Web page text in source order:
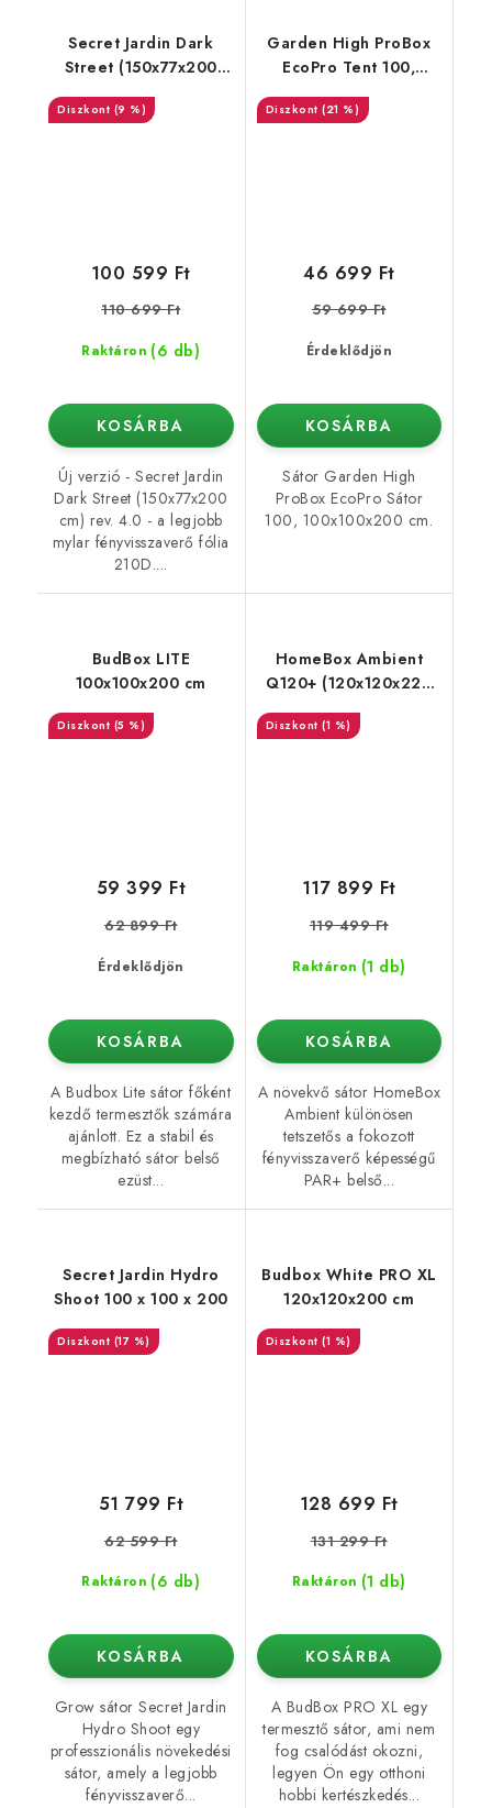
Secret Jardin Dark
Street (150x77x200
cm) rev. 4.0
(9 %)
Raktáron (6 db)
100 599 Ft
110 699 Ft
KOSÁRBA
Új verzió - Secret Jardin
Dark Street (150x77x200
cm) rev. 4.0 - a legjobb
mylar fényvisszaverő fólia
210D....
Garden High ProBox
EcoPro Tent 100,
100x100x200 cm
(21 %)
Érdeklődjön
46 699 Ft
59 699 Ft
KOSÁRBA
Sátor Garden High
ProBox EcoPro Sátor
100, 100x100x200 cm.
BudBox LITE
100x100x200 cm
(5 %)
Érdeklődjön
59 399 Ft
62 899 Ft
KOSÁRBA
A Budbox Lite sátor főként
kezdő termesztők számára
ajánlott. Ez a stabil és
megbízható sátor belső
ezüst...
HomeBox Ambient
Q120+ (120x120x220
cm)
(1 %)
Raktáron (1 db)
117 899 Ft
119 499 Ft
KOSÁRBA
A növekvő sátor HomeBox
Ambient különösen
tetszetős a fokozott
fényvisszaverő képességű
PAR+ belső...
Secret Jardin Hydro
Shoot 100 x 100 x 200
(17 %)
Raktáron (6 db)
51 799 Ft
62 599 Ft
KOSÁRBA
Grow sátor Secret Jardin
Hydro Shoot egy
professzionális növekedési
sátor, amely a legjobb
fényvisszaverő...
Budbox White PRO XL
120x120x200 cm
(1 %)
Raktáron (1 db)
128 699 Ft
131 299 Ft
KOSÁRBA
A BudBox PRO XL egy
termesztő sátor, ami nem
fog csalódást okozni,
legyen Ön egy otthoni
hobbi kertészkedés...